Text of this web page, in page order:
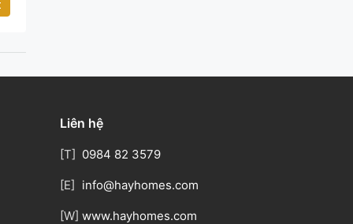
Liên hệ
[T] 0984 82 3579
[E] info@hayhomes.com
[W] www.hayhomes.com